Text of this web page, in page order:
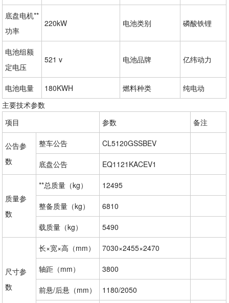
底盘电机**
功率
220kW 电池类别 磷酸铁锂
电池组额
定电压
521 v 电池品牌 亿纬动力
电池电量 180KWH 燃料种类
纯电动
主要技术参数
项目
参数 备注
公告参
数
整车公告 CL5120GSSBEV
底盘公告 EQ1121KACEV1
质量参
数
**总质量（kg） 12495
整备质量（kg） 6810
载质量（kg） 5490
尺寸参
数
长×宽×高（mm） 7030×2455×2470
轴距（mm） 3800
前悬/后悬（mm） 1180/2050